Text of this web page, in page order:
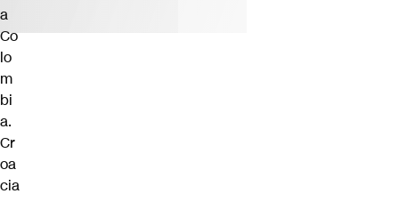
a
Co
lo
m
bi
a.
Cr
oa
cia